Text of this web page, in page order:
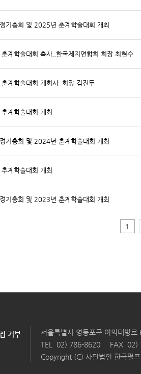
기총회 및 2025년 춘계학술대회 개최
계학술대회 축사_한국제지연합회 회장 최현수
계학술대회 개회사_회장 김진두
계학술대회 개최
기총회 및 2024년 춘계학술대회 개최
계학술대회 개최
기총회 및 2023년 춘계학술대회 개최
1
거부
서울특별시 영등포구 여의대방
TEL 02) 786-8620 FAX 02)
Copyright (C) 사단법인 한국펄